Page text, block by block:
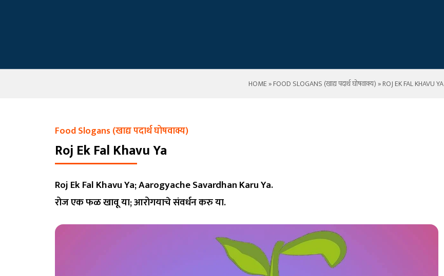
HOME»FOOD SLOGANS (खाद्य पदार्थ घोषवाक्य)» ROJ EK FAL KHAVU YA
Food Slogans (खाद्य पदार्थ घोषवाक्य)
Roj Ek Fal Khavu Ya
Roj Ek Fal Khavu Ya; Aarogyache Savardhan Karu Ya.
रोज एक फळ खावू या; आरोगयाचे संवर्धन करु या.